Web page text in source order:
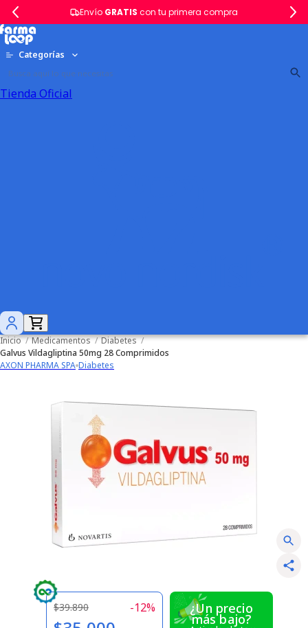
Envío GRATIS con tu primera compra
Categorías
Tienda Oficial
Inicio / Medicamentos / Diabetes /
Galvus Vildagliptina 50mg 28 Comprimidos
AXON PHARMA SPA Diabetes
$39.890 -12% ¿Un precio
más bajo?